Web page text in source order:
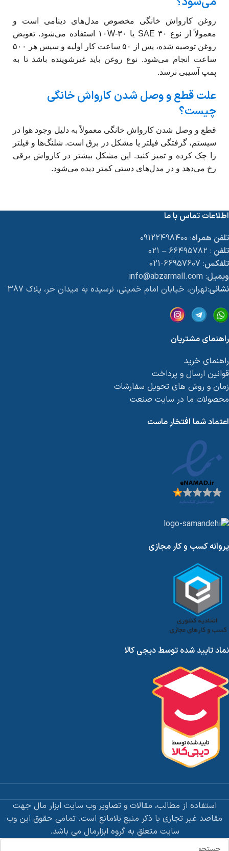
روغن کارواش خانگی مخصوص مدل‌های دینامی است و
معمولاً از نوع SAE ۳۰ یا ۱۰W-۳۰ استفاده می‌شود. تعویض
روغن توصیه شده، پس از ۵۰ ساعت کار اولیه و سپس هر ۵۰۰
ساعت انجام می‌شود. نوع روغن باید غیرشوینده باشد تا به
پمپ آسیبی نرسد.
علت قطع و وصل شدن کارواش خانگی
چیست؟
قطع و وصل شدن کارواش خانگی معمولاً به دلیل وجود هوا در
سیستم، گرفتگی فیلتر یا مشکل در برق است. شلنگ‌ها و فیلتر
را چک کرده و تمیز کنید. این مشکل بیشتر در کارواش برقی
رخ می‌دهد و در مدل‌های دستی کمتر دیده می‌شود.
اطلاعات تماس با ما
تلفن همراه: 09122498400
تلفن : ۶۶۴۹۵۷۸۲ – ۰۲۱
تلفکس: 66957607-021
وبمیل: info@abzarmall.com
نشانی:تهران، خیابان امام خمینی، نرسیده به میدان حر، پلاک 387
راهنمای مشتریان
راهنمای خرید
قوانین ارسال و پرداخت
زمان و روش های تحویل سفارشات
محصولات ما در سایت صنعت
اعتماد شما افتخار ماست
پروانه کسب و کار مجازی
نماد تایید شده توسط دیجی کالا
استفاده از مطالب، مقالات و تصاویر وب سایت ابزار مال جهت
مقاصد غیر تجاری با ذکر منبع بلامانع است. تمامی حقوق این وب
سایت متعلق به گروه ابزارمال می باشد.